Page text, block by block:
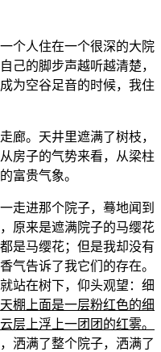
个人住在一个很深的大院
己的脚步声越听越清楚，
为空谷足音的时候，我住
廊。天井里遮满了树枝，
房子的气势来看，从梁柱
富贵气象。
走进那个院子，蓦地闻到
原来是遮满院子的马缨花
是马缨花；但是我却没有
气告诉了我它们的存在。
站在树下，仰头观望：细
天棚上面是一层粉红色的细
层上浮上一团团的红雾。
洒满了整个院子，洒满了